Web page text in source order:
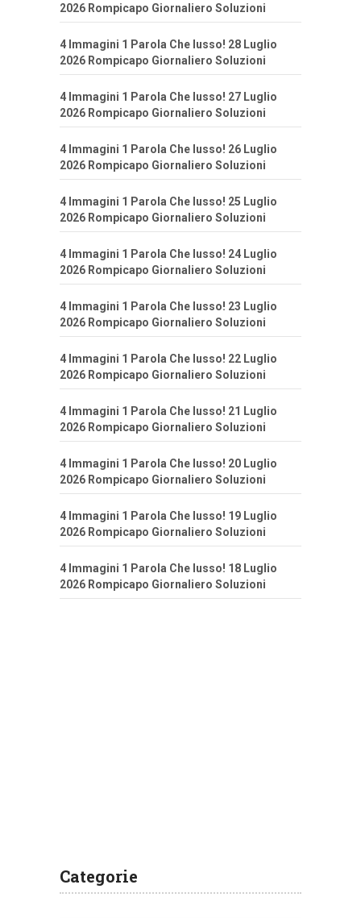
2026 Rompicapo Giornaliero Soluzioni
4 Immagini 1 Parola Che lusso! 28 Luglio
2026 Rompicapo Giornaliero Soluzioni
4 Immagini 1 Parola Che lusso! 27 Luglio
2026 Rompicapo Giornaliero Soluzioni
4 Immagini 1 Parola Che lusso! 26 Luglio
2026 Rompicapo Giornaliero Soluzioni
4 Immagini 1 Parola Che lusso! 25 Luglio
2026 Rompicapo Giornaliero Soluzioni
4 Immagini 1 Parola Che lusso! 24 Luglio
2026 Rompicapo Giornaliero Soluzioni
4 Immagini 1 Parola Che lusso! 23 Luglio
2026 Rompicapo Giornaliero Soluzioni
4 Immagini 1 Parola Che lusso! 22 Luglio
2026 Rompicapo Giornaliero Soluzioni
4 Immagini 1 Parola Che lusso! 21 Luglio
2026 Rompicapo Giornaliero Soluzioni
4 Immagini 1 Parola Che lusso! 20 Luglio
2026 Rompicapo Giornaliero Soluzioni
4 Immagini 1 Parola Che lusso! 19 Luglio
2026 Rompicapo Giornaliero Soluzioni
4 Immagini 1 Parola Che lusso! 18 Luglio
2026 Rompicapo Giornaliero Soluzioni
Categorie